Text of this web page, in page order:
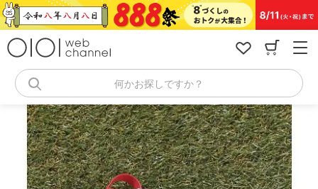
コ
ン
何かお探しですか？